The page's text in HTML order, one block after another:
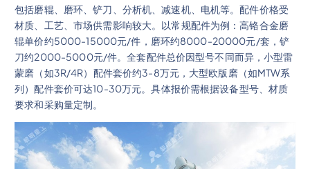
包括磨辊、磨环、铲刀、分析机、减速机、电机等。配件价格受
材质、工艺、市场供需影响较大。以常规配件为例：高铬合金磨
辊单价约5000-15000元/件，磨环约8000-20000元/套，铲
刀约2000-5000元/件。全套配件总价因型号不同而异，小型雷
蒙磨（如3R/4R）配件套价约3-8万元，大型欧版磨（如MTW系
列）配件套价可达10-30万元。具体报价需根据设备型号、材质
要求和采购量定制。